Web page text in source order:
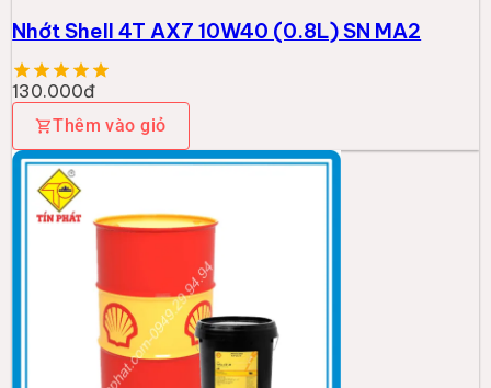
Nhớt Shell 4T AX7 10W40 (0.8L) SN MA2
130.000đ
Thêm vào giỏ